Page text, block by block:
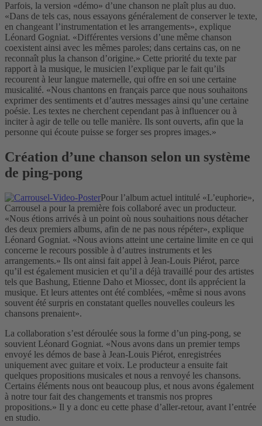
Parfois, la version «démo» d’une chanson ne plaît plus au duo.
«Dans de tels cas, nous essayons généralement de conserver le texte,
en changeant l’instrumentation et les arrangements», explique
Léonard Gogniat. «Différentes versions d’une même chanson
coexistent ainsi avec les mêmes paroles; dans certains cas, on ne
reconnaît plus la chanson d’origine.» Cette priorité du texte par
rapport à la musique, le musicien l’explique par le fait qu’ils
recourent à leur langue maternelle, qui offre en soi une certaine
musicalité. «Nous chantons en français parce que nous souhaitons
exprimer des sentiments et d’autres messages ainsi qu’une certaine
poésie. Les textes ne cherchent cependant pas à influencer ou à
inciter à agir de telle ou telle manière. Ils sont ouverts, afin que la
personne qui écoute puisse se forger ses propres images.»
Création d’une chanson selon un système
de ping-pong
Pour l’album actuel intitulé «L’euphorie»,
Carrousel a pour la première fois collaboré avec un producteur.
«Nous étions arrivés à un point où nous souhaitions nous détacher
des deux premiers albums, afin de ne pas nous répéter», explique
Léonard Gogniat. «Nous avions atteint une certaine limite en ce qui
concerne le recours possible à d’autres instruments et les
arrangements.» Ils ont ainsi fait appel à Jean-Louis Piérot, parce
qu’il est également musicien et qu’il a déjà travaillé pour des artistes
tels que Bashung, Etienne Daho et Miossec, dont ils apprécient la
musique. Et leurs attentes ont été comblées, «même si nous avons
souvent été surpris en constatant quelles nouvelles couleurs les
chansons prenaient».
La collaboration s’est déroulée sous la forme d’un ping-pong, se
souvient Léonard Gogniat. «Nous avons dans un premier temps
envoyé les démos de base à Jean-Louis Piérot, enregistrées
uniquement avec guitare et voix. Le producteur a ensuite fait
quelques propositions musicales et nous a renvoyé les chansons.
Certains éléments nous ont beaucoup plus, et nous avons également
à notre tour fait des changements et transmis nos propres
propositions.» Il y a donc eu cette phase d’aller-retour, avant l’entrée
en studio.